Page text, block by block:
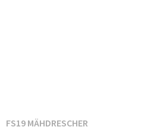
FS19 MÄHDRESCHER